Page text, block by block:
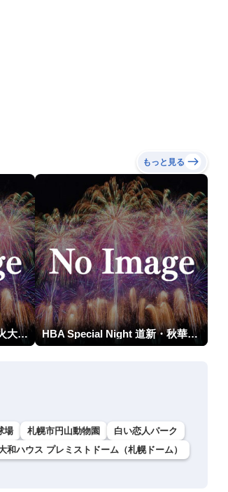
もっと見る
第23回釧路大漁どんぱく花火大会 ～道新・光と音のファンタジー～ HBA Special Night 道新・秋華火（はなび）
場 札幌市円山動物園
白い恋人パーク
和ハウス プレミストドーム（札幌ドーム）